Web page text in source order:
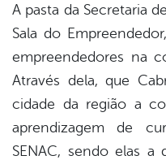
A pasta da Secretaria
Sala do
empreendedores na
Através dela, que
cidade da região a
aprendizagem de
SENAC, sendo elas